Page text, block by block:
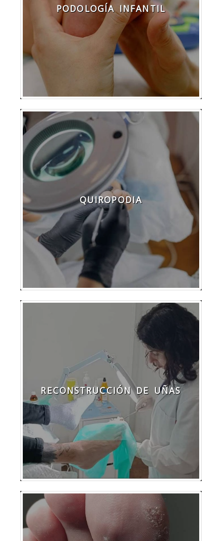
PODOLOGÍA INFANTIL
QUIROPODIA
RECONSTRUCCIÓN DE UÑAS